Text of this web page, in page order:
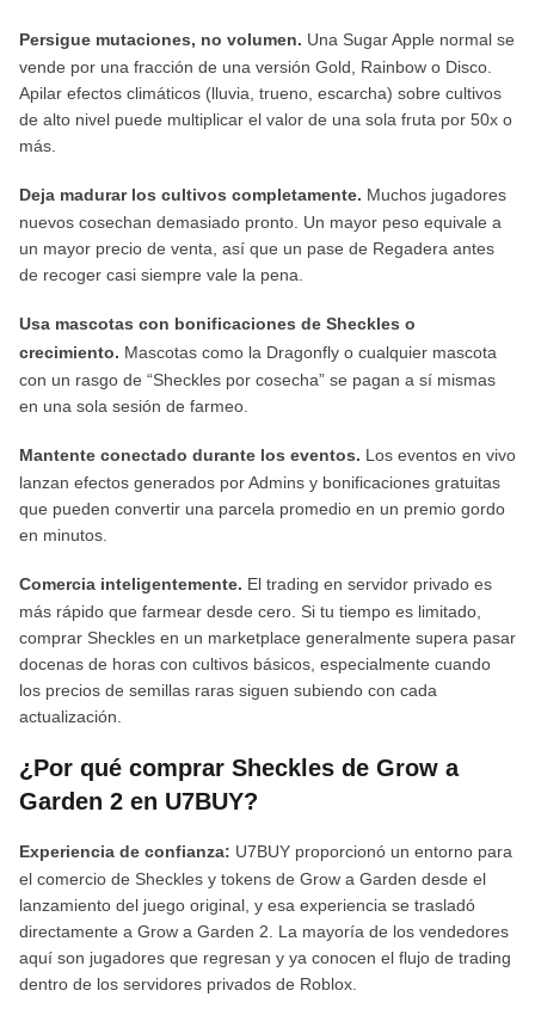
Persigue mutaciones, no volumen. Una Sugar Apple normal se
vende por una fracción de una versión Gold, Rainbow o Disco.
Apilar efectos climáticos (lluvia, trueno, escarcha) sobre cultivos
de alto nivel puede multiplicar el valor de una sola fruta por 50x o
más.
Deja madurar los cultivos completamente. Muchos jugadores
nuevos cosechan demasiado pronto. Un mayor peso equivale a
un mayor precio de venta, así que un pase de Regadera antes
de recoger casi siempre vale la pena.
Usa mascotas con bonificaciones de Sheckles o
crecimiento. Mascotas como la Dragonfly o cualquier mascota
con un rasgo de “Sheckles por cosecha” se pagan a sí mismas
en una sola sesión de farmeo.
Mantente conectado durante los eventos. Los eventos en vivo
lanzan efectos generados por Admins y bonificaciones gratuitas
que pueden convertir una parcela promedio en un premio gordo
en minutos.
Comercia inteligentemente. El trading en servidor privado es
más rápido que farmear desde cero. Si tu tiempo es limitado,
comprar Sheckles en un marketplace generalmente supera pasar
docenas de horas con cultivos básicos, especialmente cuando
los precios de semillas raras siguen subiendo con cada
actualización.
¿Por qué comprar Sheckles de Grow a
Garden 2 en U7BUY?
Experiencia de confianza: U7BUY proporcionó un entorno para
el comercio de Sheckles y tokens de Grow a Garden desde el
lanzamiento del juego original, y esa experiencia se trasladó
directamente a Grow a Garden 2. La mayoría de los vendedores
aquí son jugadores que regresan y ya conocen el flujo de trading
dentro de los servidores privados de Roblox.